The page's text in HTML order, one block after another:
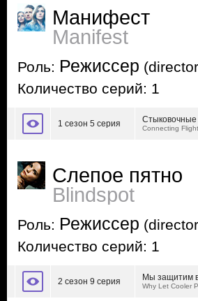
Манифест
Manifest
Роль: Режиссер
Количество серий: 1
1 сезон 5 серия Connecting
Слепое пятно
Blindspot
Роль: Режиссер
Количество серий: 1
2 сезон 9 серия Мы защитим
Why Let Cooler